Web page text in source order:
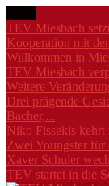
TEV Miesbach
Kooperation mit
Willkommen in
TEV Miesbach
Weitere
Drei prägende
Bacher,...
Niko Fissekis
Zwei Youngster
Xaver Schuler
TEV startet in die